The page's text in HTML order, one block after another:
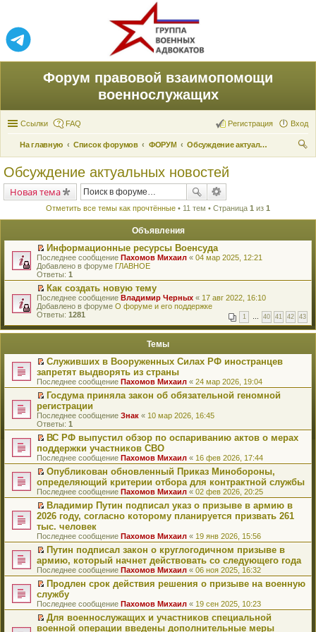
Форум правовой взаимопомощи
военнослужащих
Ссылки FAQ Вход
Регистрация
На главную Список форумов ФОРУМ
Обсуждение актуальных новостей
Обсуждение актуальных новостей
Новая тема
Отметить все темы как прочтённые • 11 тем • Страница 1 из 1
Объявления
П
е
р
е
й
т
и
к
е
о
м
у
н
е
п
р
о
ч
и
т
а
н
н
о
м
у
с
о
о
б
щ
е
н
и
ю
Информационные ресурсы Военсуда
Последнее сообщение Пахомов Михаил « 04 мар 2025, 12:21
Добавлено в форуме ГЛАВНОЕ
Ответы: 1
П
е
р
й
к
п
е
р
в
о
м
у
н
е
п
р
о
ч
и
т
а
н
н
о
м
у
с
о
о
б
щ
е
н
и
ю
Как создать новую тему
Последнее сообщение Владимир Черных « 17 авг 2022, 16:10
Добавлено в форуме О форуме и его поддержке
Ответы: 1281 1 … 40 41 42 43
Темы
П
е
р
е
й
т
и
к
п
е
р
в
о
м
у
н
е
п
р
о
ч
и
т
а
н
н
о
м
у
с
о
Служивших в Вооруженных Силах РФ иностранцев
запретят выдворять из страны
Последнее сообщение Пахомов Михаил « 24 мар 2026, 19:04
П
е
р
е
й
т
и
к
п
е
р
в
о
м
у
н
е
п
р
о
ч
и
т
а
н
н
о
Госдума приняла закон об обязательной геномной
регистрации
Последнее сообщение Знак « 10 мар 2026, 16:45
Ответы: 1
П
е
р
е
й
т
и
к
п
е
р
в
о
м
у
н
е
п
р
о
ч
и
ВС РФ выпустил обзор по оспариванию актов о мерах
поддержки участников СВО
Последнее сообщение Пахомов Михаил « 16 фев 2026, 17:44
П
е
р
е
й
т
и
к
п
е
р
в
о
м
у
н
е
п
Опубликован обновленный Приказ Минобороны,
определяющий критерии отбора для контрактной службы
Последнее сообщение Пахомов Михаил « 02 фев 2026, 20:25
П
е
р
е
й
т
и
к
п
е
р
в
о
м
Владимир Путин подписал указ о призыве в армию в
2026 году, согласно которому планируется призвать 261
тыс. человек
Последнее сообщение Пахомов Михаил « 19 янв 2026, 15:56
П
е
р
е
й
т
и
к
п
Путин подписал закон о круглогодичном призыве в
армию, который начнет действовать со следующего года
Последнее сообщение Пахомов Михаил « 06 ноя 2025, 16:32
П
е
р
е
й
Продлен срок действия решения о призыве на военную
службу
Последнее сообщение Пахомов Михаил « 19 сен 2025, 10:23
П
Для военнослужащих и участников специальной
военной операции введены дополнительные меры